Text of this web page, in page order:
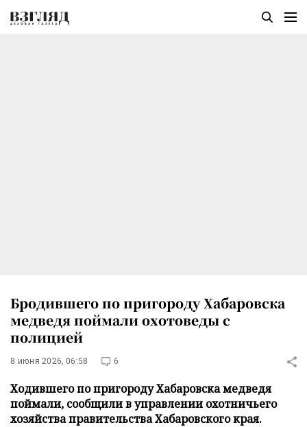
Бродившего по пригороду Хабаровска
медведя поймали охотоведы с
полицией
8 июня 2026, 06:58 6
Ходившего по пригороду Хабаровска медведя
поймали, сообщили в управлении охотничьего
хозяйства правительства Хабаровского края.